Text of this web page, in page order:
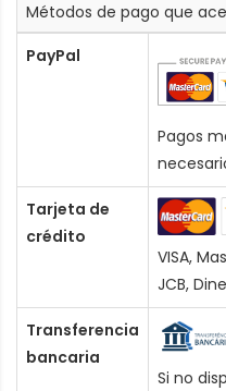
Métodos de pago que
PayPal
Pagos
Tarjeta de
crédito
VISA,
JCB,
Transferencia
bancaria
Si no